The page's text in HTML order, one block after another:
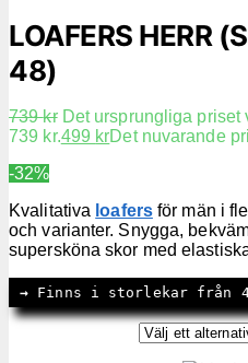
LOAFERS HERR
48)
739kr Det ursprungliga priset
739 kr.499 krDet nuvarande
-32%
Kvalitativa loafersför män i
och varianter. Snygga,
supersköna skor med
→ Finns i storlekar från